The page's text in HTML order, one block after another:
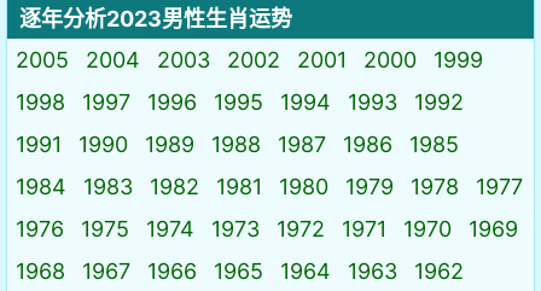
逐年分析2023男性生肖运势
2005
2004 2003 2002 2001 2000
1999
1998
1997 1996 1995 1994 1993
1992
1991
1990 1989 1988 1987 1986
1985
1984
1983 1982 1981 1980 1979 1978
1977
1976
1975 1974 1973 1972 1971 1970
1969
1968
1967 1966 1965 1964 1963
1962